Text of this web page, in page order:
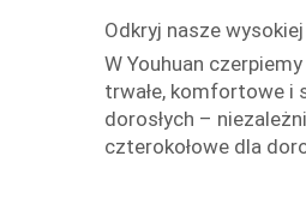
Odkryj nasze
W Youhuan
trwałe, komfortowe i
dorosłych –
czterokołowe dla